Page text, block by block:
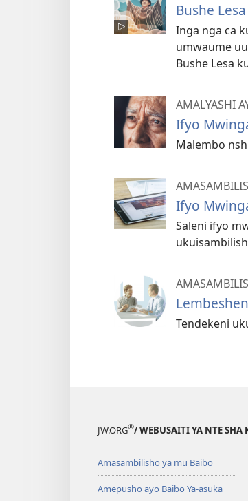
Bushe
Inga nga ca
umwaume
Bushe Lesa
AMALYASHI
Ifyo
Malembo
Ifyo
Saleni ifyo
Tendekeni
JW.ORG®/ WEBUSAITI YA NTE SHA
Amasambilisho ya mu Baibo
Amepusho ayo Baibo Ya-asuka